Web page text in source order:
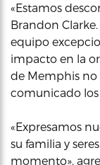
«Estamos
Brandon
equipo
impacto en la
de Memphis no
comunicado los
«Expresamos
su familia y
momento»,